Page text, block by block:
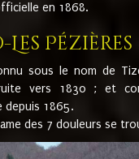
en 1868.
Pézières
sous le nom de
vers 1830 ; et
depuis 1865.
des 7 douleurs se